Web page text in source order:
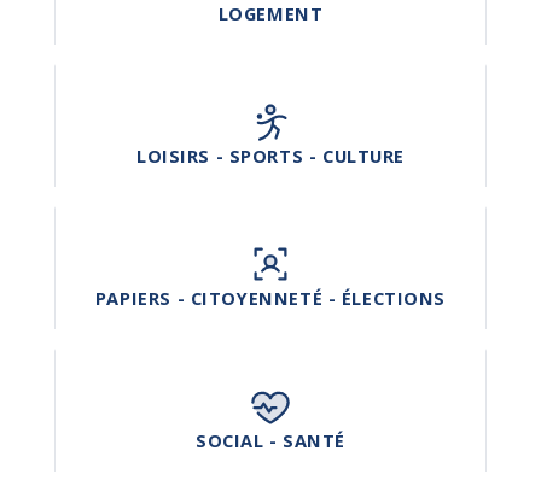
LOGEMENT
LOISIRS - SPORTS - CULTURE
PAPIERS - CITOYENNETÉ - ÉLECTIONS
SOCIAL - SANTÉ